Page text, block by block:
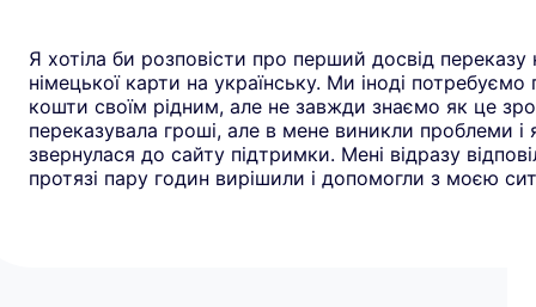
Я хотіла би розповісти про перший досвід переказу
німецької карти на українську. Ми іноді потребуємо
кошти своїм рідним, але не завжди знаємо як це
переказувала гроші, але в мене виникли проблеми і
звернулася до сайту підтримки. Мені відразу
протязі пару годин вирішили і допомогли з моєю